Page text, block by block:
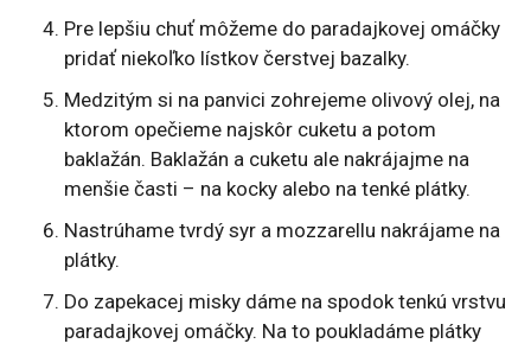
Pre lepšiu chuť môžeme do paradajkovej omáčky
pridať niekoľko lístkov čerstvej bazalky.
Medzitým si na panvici zohrejeme olivový olej, na
ktorom opečieme najskôr cuketu a potom
baklažán. Baklažán a cuketu ale nakrájajme na
menšie časti – na kocky alebo na tenké plátky.
Nastrúhame tvrdý syr a mozzarellu nakrájame na
plátky.
Do zapekacej misky dáme na spodok tenkú vrstvu
paradajkovej omáčky. Na to poukladáme plátky